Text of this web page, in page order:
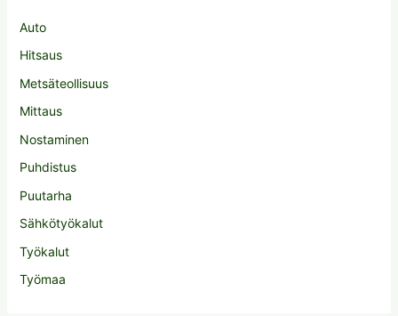
Auto
Hitsaus
Metsäteollisuus
Mittaus
Nostaminen
Puhdistus
Puutarha
Sähkötyökalut
Työkalut
Työmaa